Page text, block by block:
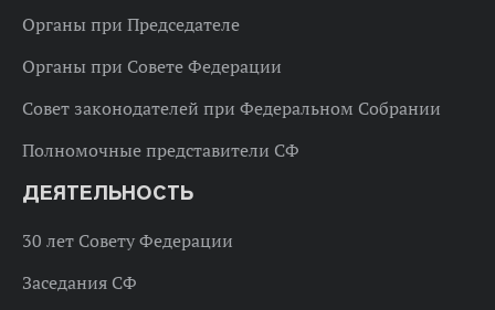
Органы при Председателе
Органы при Совете Федерации
Совет законодателей при Федеральном Собрании
Полномочные представители СФ
ДЕЯТЕЛЬНОСТЬ
30 лет Совету Федерации
Заседания СФ